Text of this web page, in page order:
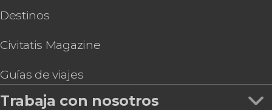
Destinos
Civitatis Magazine
Guías de viajes
Trabaja con nosotros